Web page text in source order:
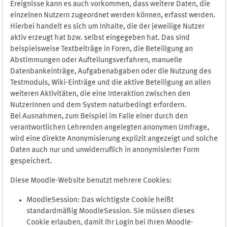
Ereignisse kann es auch vorkommen, dass weitere Daten, die
einzelnen Nutzern zugeordnet werden können, erfasst werden.
Hierbei handelt es sich um Inhalte, die der jeweilige Nutzer
aktiv erzeugt hat bzw. selbst eingegeben hat. Das sind
beispielsweise Textbeiträge in Foren, die Beteiligung an
Abstimmungen oder Aufteilungsverfahren, manuelle
Datenbankeinträge, Aufgabenabgaben oder die Nutzung des
Testmoduls, Wiki-Einträge und die aktive Beteiligung an allen
weiteren Aktivitäten, die eine Interaktion zwischen den
NutzerInnen und dem System naturbedingt erfordern.
Bei Ausnahmen, zum Beispiel im Falle einer durch den
verantwortlichen Lehrenden angelegten anonymen Umfrage,
wird eine direkte Anonymisierung explizit angezeigt und solche
Daten auch nur und unwiderruflich in anonymisierter Form
gespeichert.
Diese Moodle-Website benutzt mehrere Cookies:
MoodleSession: Das wichtigste Cookie heißt
standardmäßig MoodleSession. Sie müssen dieses
Cookie erlauben, damit Ihr Login bei Ihren Moodle-